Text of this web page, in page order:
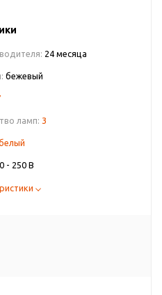
24 месяца
бежевый
ламп: 3
- 250 В